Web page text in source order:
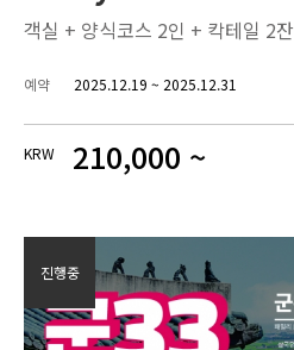
객실 + 양식코스 2인 + 칵테일 2잔
예약 2025.12.19 ~ 2025.12.31
KRW 210,000 ~
진행중